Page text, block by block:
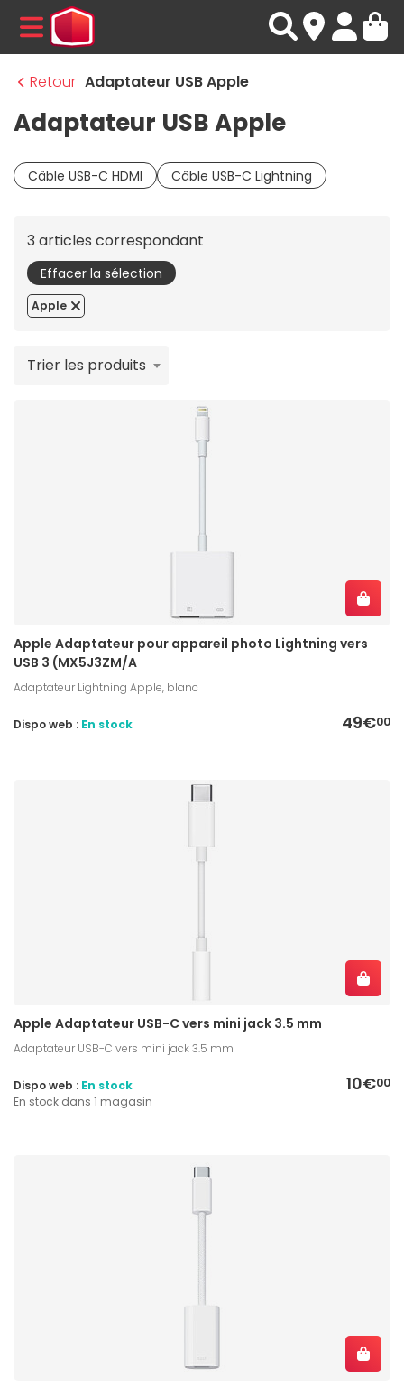
MENU
Retour Adaptateur USB Apple
Adaptateur USB Apple
Câble USB-C HDMI Câble USB-C Lightning
3 articles correspondant
Effacer la sélection
Apple
Trier les produits
Apple Adaptateur pour appareil photo Lightning vers
USB 3 (MX5J3ZM/A
Adaptateur Lightning Apple, blanc
49€00
Dispo web : En stock
Apple Adaptateur USB-C vers mini jack 3.5 mm
Adaptateur USB-C vers mini jack 3.5 mm
10€00
Dispo web : En stock
En stock dans 1 magasin